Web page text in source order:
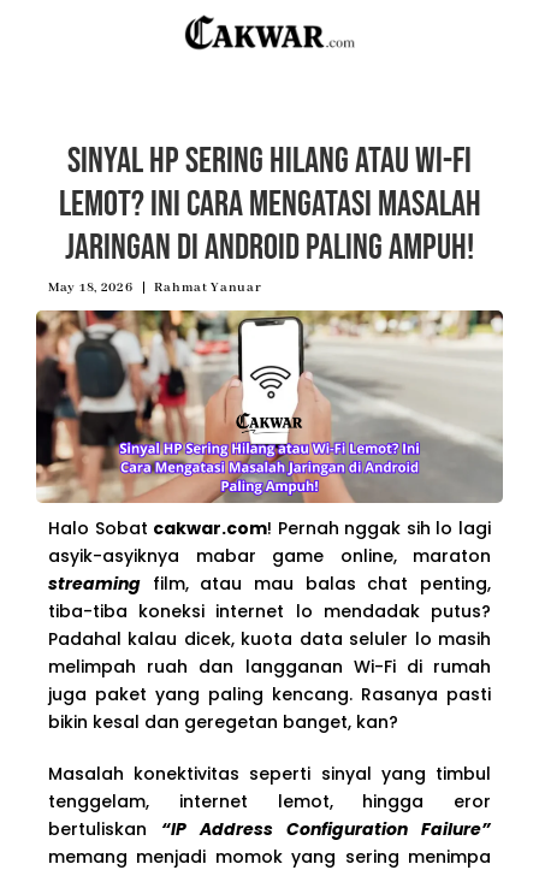
Sinyal HP Sering Hilang atau Wi-Fi
Lemot? Ini Cara Mengatasi Masalah
Jaringan di Android Paling Ampuh!
May 18, 2026 Rahmat Yanuar
Halo Sobat cakwar.com! Pernah nggak sih lo lagi
asyik-asyiknya mabar game online, maraton
streaming film, atau mau balas chat penting,
tiba-tiba koneksi internet lo mendadak putus?
Padahal kalau dicek, kuota data seluler lo masih
melimpah ruah dan langganan Wi-Fi di rumah
juga paket yang paling kencang. Rasanya pasti
bikin kesal dan geregetan banget, kan?
Masalah konektivitas seperti sinyal yang timbul
tenggelam, internet lemot, hingga eror
bertuliskan “IP Address Configuration Failure”
memang menjadi momok yang sering menimpa